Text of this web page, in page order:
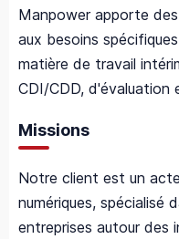
Manpower apporte
aux besoins
matière de travail
CDI/CDD, d'évaluation
Missions
Notre client est un
numériques, spécialisé
entreprises autour des